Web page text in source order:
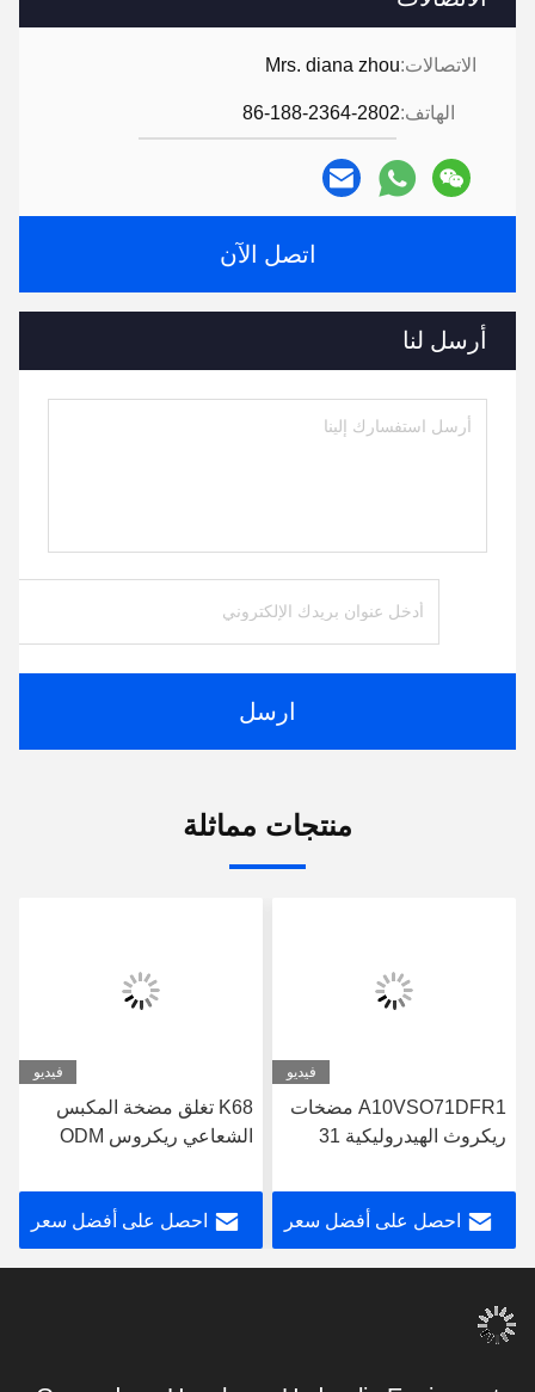
الاتصالات:Mrs. diana zhou
الهاتف:86-188-2364-2802
اتصل الآن
أرسل لنا
ارسل
منتجات مماثلة
فيديو
A10VSO71DFR1 مضخات
ريكروث الهيدروليكية 31
البستن
احصل على أفضل سعر
فيديو
K68 تغلق مضخة المكبس
الشعاعي ريكروس ODM
VPA42K01
احصل على أفضل سعر